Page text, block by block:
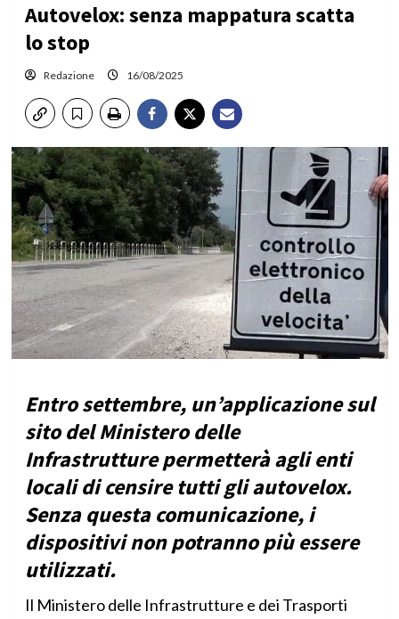
Autovelox: senza mappatura scatta
lo stop
Redazione 16/08/2025
Entro settembre, un’applicazione sul
sito del Ministero delle
Infrastrutture permetterà agli enti
locali di censire tutti gli autovelox.
Senza questa comunicazione, i
dispositivi non potranno più essere
utilizzati.
Il Ministero delle Infrastrutture e dei Trasporti